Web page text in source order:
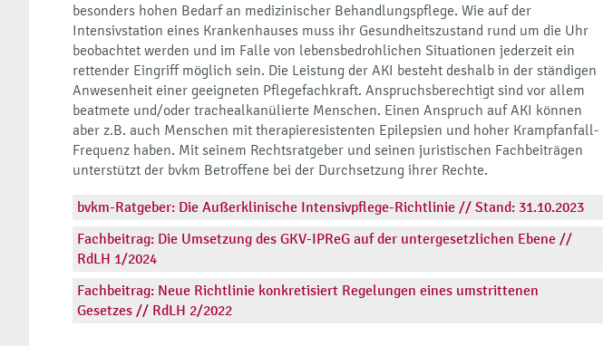
besonders hohen Bedarf an medizinischer Behandlungspflege. Wie auf der
Intensivstation eines Krankenhauses muss ihr Gesundheitszustand rund um die Uhr
beobachtet werden und im Falle von lebensbedrohlichen Situationen jederzeit ein
rettender Eingriff möglich sein. Die Leistung der AKI besteht deshalb in der ständigen
Anwesenheit einer geeigneten Pflegefachkraft. Anspruchsberechtigt sind vor allem
beatmete und/oder trachealkanülierte Menschen. Einen Anspruch auf AKI können
aber z.B. auch Menschen mit therapieresistenten Epilepsien und hoher Krampfanfall-
Frequenz haben. Mit seinem Rechtsratgeber und seinen juristischen Fachbeiträgen
unterstützt der bvkm Betroffene bei der Durchsetzung ihrer Rechte.
bvkm-Ratgeber: Die Außerklinische Intensivpflege-Richtlinie // Stand: 31.10.2023
Fachbeitrag: Die Umsetzung des GKV-IPReG auf der untergesetzlichen Ebene //
RdLH 1/2024
Fachbeitrag: Neue Richtlinie konkretisiert Regelungen eines umstrittenen
Gesetzes // RdLH 2/2022